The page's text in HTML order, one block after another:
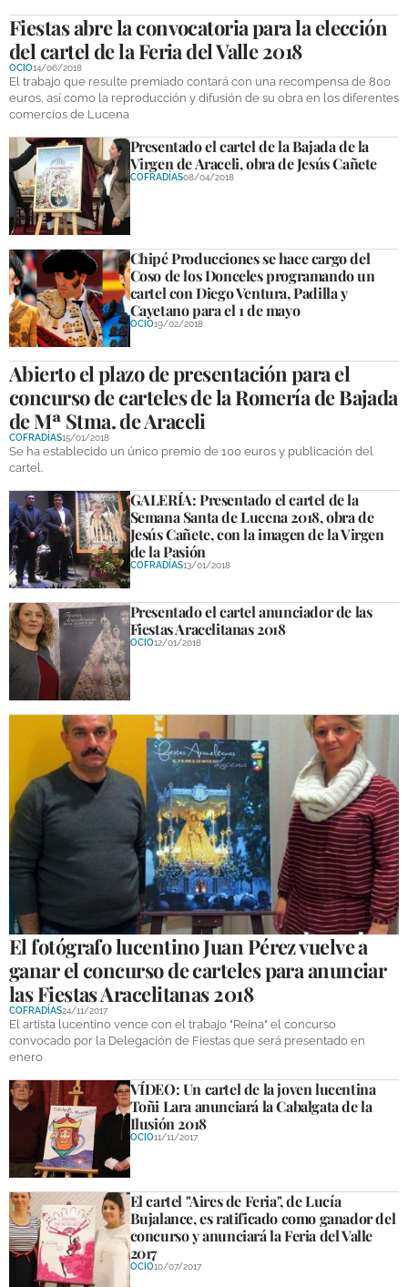
Fiestas abre la convocatoria para la elección
del cartel de la Feria del Valle 2018
OCIO14/06/2018
El trabajo que resulte premiado contará con una recompensa de 800
euros, así como la reproducción y difusión de su obra en los diferentes
comercios de Lucena
Presentado el cartel de la Bajada de la
Virgen de Araceli, obra de Jesús Cañete
COFRADÍAS08/04/2018
Chipé Producciones se hace cargo del
Coso de los Donceles programando un
cartel con Diego Ventura, Padilla y
Cayetano para el 1 de mayo
OCIO19/02/2018
Abierto el plazo de presentación para el
concurso de carteles de la Romería de Bajada
de Mª Stma. de Araceli
COFRADÍAS15/01/2018
Se ha establecido un único premio de 100 euros y publicación del
cartel.
GALERÍA: Presentado el cartel de la
Semana Santa de Lucena 2018, obra de
Jesús Cañete, con la imagen de la Virgen
de la Pasión
COFRADÍAS13/01/2018
Presentado el cartel anunciador de las
Fiestas Aracelitanas 2018
OCIO12/01/2018
El fotógrafo lucentino Juan Pérez vuelve a
ganar el concurso de carteles para anunciar
las Fiestas Aracelitanas 2018
COFRADÍAS24/11/2017
El artista lucentino vence con el trabajo "Reina" el concurso
convocado por la Delegación de Fiestas que será presentado en
enero
VÍDEO: Un cartel de la joven lucentina
Toñi Lara anunciará la Cabalgata de la
Ilusión 2018
OCIO11/11/2017
El cartel "Aires de Feria", de Lucía
Bujalance, es ratificado como ganador del
concurso y anunciará la Feria del Valle
2017
OCIO10/07/2017